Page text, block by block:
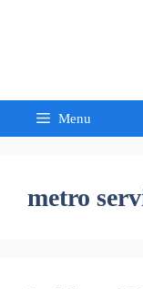
Menu
metro